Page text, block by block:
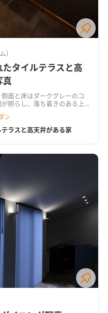
）
たタイルテラスと高
真
面と床はダークグレーのコ
照らし、落ち着きのある上
ン
ラスと高天井がある家